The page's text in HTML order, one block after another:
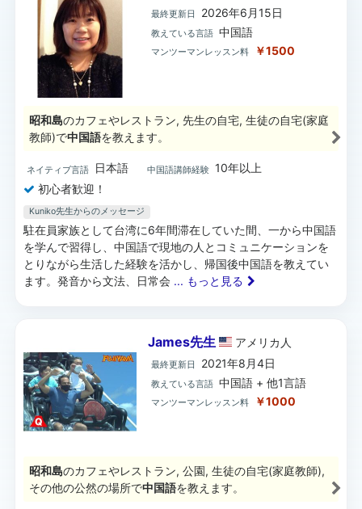
最終更新日 2026年6月15日
教えている言語 中国語
マンツーマンレッスン料 ￥1500
昭和島のカフェやレストラン, 先生の自宅, 生徒の自宅(家庭
教師)で中国語を教えます。
ネイティブ言語 日本語 中国語講師経験 10年以上
初心者歓迎！
Kuniko先生からのメッセージ
駐在員家族として台湾に6年間滞在していた間、一から中国語
を学んで習得し、中国語で現地の人とコミュニケーションを
とりながら生活した経験を活かし、帰国後中国語を教えてい
ます。発音から文法、日常会 ... もっと見る
James先生 アメリカ 人
最終更新日 2021年8月4日
教えている言語 中国語 + 他1言語
マンツーマンレッスン料 ￥1000
昭和島のカフェやレストラン, 公園, 生徒の自宅(家庭教師),
その他の公然の場所で中国語を教えます。